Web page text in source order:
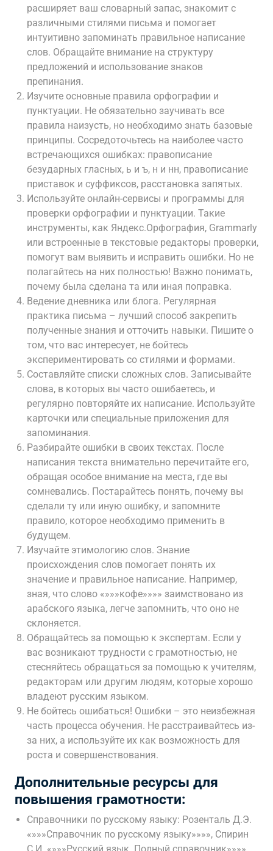
расширяет ваш словарный запас, знакомит с
различными стилями письма и помогает
интуитивно запоминать правильное написание
слов. Обращайте внимание на структуру
предложений и использование знаков
препинания.
Изучите основные правила орфографии и
пунктуации. Не обязательно заучивать все
правила наизусть, но необходимо знать базовые
принципы. Сосредоточьтесь на наиболее часто
встречающихся ошибках: правописание
безударных гласных, ь и ъ, н и нн, правописание
приставок и суффиксов, расстановка запятых.
Используйте онлайн-сервисы и программы для
проверки орфографии и пунктуации. Такие
инструменты, как Яндекс.Орфография, Grammarly
или встроенные в текстовые редакторы проверки,
помогут вам выявить и исправить ошибки. Но не
полагайтесь на них полностью! Важно понимать,
почему была сделана та или иная поправка.
Ведение дневника или блога. Регулярная
практика письма – лучший способ закрепить
полученные знания и отточить навыки. Пишите о
том, что вас интересует, не бойтесь
экспериментировать со стилями и формами.
Составляйте списки сложных слов. Записывайте
слова, в которых вы часто ошибаетесь, и
регулярно повторяйте их написание. Используйте
карточки или специальные приложения для
запоминания.
Разбирайте ошибки в своих текстах. После
написания текста внимательно перечитайте его,
обращая особое внимание на места, где вы
сомневались. Постарайтесь понять, почему вы
сделали ту или иную ошибку, и запомните
правило, которое необходимо применить в
будущем.
Изучайте этимологию слов. Знание
происхождения слов помогает понять их
значение и правильное написание. Например,
зная, что слово «»»»кофе»»»» заимствовано из
арабского языка, легче запомнить, что оно не
склоняется.
Обращайтесь за помощью к экспертам. Если у
вас возникают трудности с грамотностью, не
стесняйтесь обращаться за помощью к учителям,
редакторам или другим людям, которые хорошо
владеют русским языком.
Не бойтесь ошибаться! Ошибки – это неизбежная
часть процесса обучения. Не расстраивайтесь из-
за них, а используйте их как возможность для
роста и совершенствования.
Дополнительные ресурсы для
повышения грамотности:
Справочники по русскому языку: Розенталь Д.Э.
«»»»Справочник по русскому языку»»»», Спирин